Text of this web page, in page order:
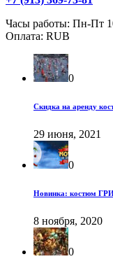
Часы работы: Пн-Пт
Оплата: RUB
0
Скидка на аренду
29 июня, 2021
0
Новинка: костюм
8 ноября, 2020
0